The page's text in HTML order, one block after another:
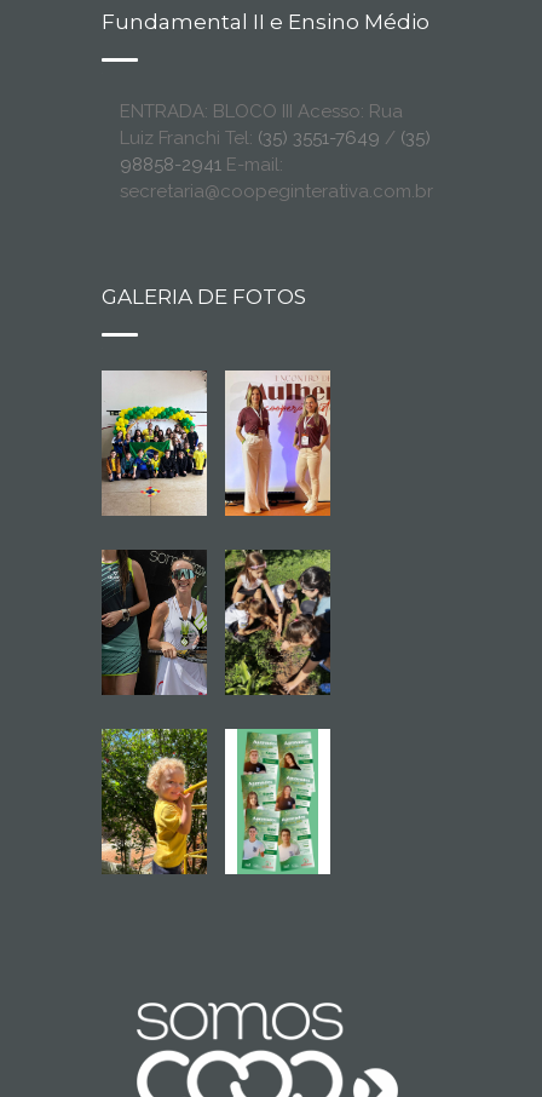
Fundamental II e Ensino Médio
ENTRADA: BLOCO III Acesso: Rua
Luiz Franchi Tel: (35) 3551-7649 / (35)
98858-2941 E-mail:
secretaria@coopeginterativa.com.br
GALERIA DE FOTOS